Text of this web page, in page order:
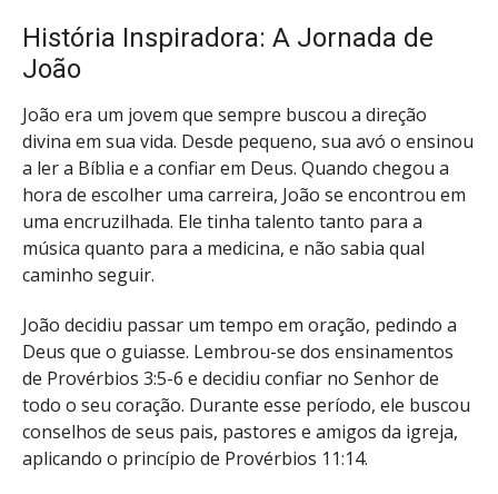
História Inspiradora: A Jornada de
João
João era um jovem que sempre buscou a direção
divina em sua vida. Desde pequeno, sua avó o ensinou
a ler a Bíblia e a confiar em Deus. Quando chegou a
hora de escolher uma carreira, João se encontrou em
uma encruzilhada. Ele tinha talento tanto para a
música quanto para a medicina, e não sabia qual
caminho seguir.
João decidiu passar um tempo em oração, pedindo a
Deus que o guiasse. Lembrou-se dos ensinamentos
de Provérbios 3:5-6 e decidiu confiar no Senhor de
todo o seu coração. Durante esse período, ele buscou
conselhos de seus pais, pastores e amigos da igreja,
aplicando o princípio de Provérbios 11:14.